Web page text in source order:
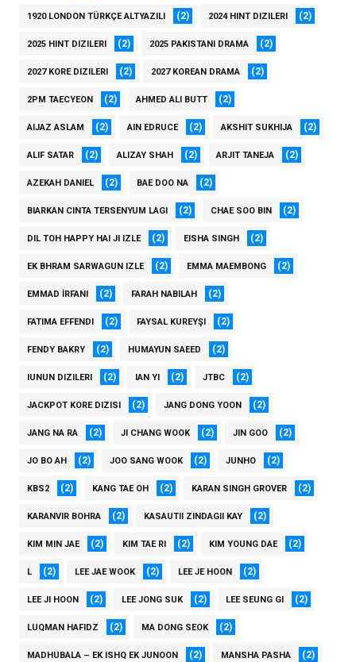
1920 LONDON TÜRKÇE ALTYAZILI (2) 2024 HINT DIZILERI (2)
2025 HINT DIZILERI (2) 2025 PAKISTANI DRAMA (2)
2027 KORE DIZILERI (2) 2027 KOREAN DRAMA (2)
2PM TAECYEON (2) AHMED ALI BUTT (2)
AIJAZ ASLAM (2) AIN EDRUCE (2) AKSHIT SUKHIJA (2)
ALIF SATAR (2) ALIZAY SHAH (2) ARJIT TANEJA (2)
AZEKAH DANIEL (2) BAE DOO NA (2)
BIARKAN CINTA TERSENYUM LAGI (2) CHAE SOO BIN (2)
DIL TOH HAPPY HAI JI IZLE (2) EISHA SINGH (2)
EK BHRAM SARWAGUN IZLE (2) EMMA MAEMBONG (2)
EMMAD İRFANI (2) FARAH NABILAH (2)
FATIMA EFFENDI (2) FAYSAL KUREYŞI (2)
FENDY BAKRY (2) HUMAYUN SAEED (2)
IUNUN DIZILERI (2) IAN YI (2) JTBC (2)
JACKPOT KORE DIZISI (2) JANG DONG YOON (2)
JANG NA RA (2) JI CHANG WOOK (2) JIN GOO (2)
JO BO AH (2) JOO SANG WOOK (2) JUNHO (2)
KBS2 (2) KANG TAE OH (2) KARAN SINGH GROVER (2)
KARANVIR BOHRA (2) KASAUTII ZINDAGII KAY (2)
KIM MIN JAE (2) KIM TAE RI (2) KIM YOUNG DAE (2)
L (2) LEE JAE WOOK (2) LEE JE HOON (2)
LEE JI HOON (2) LEE JONG SUK (2) LEE SEUNG GI (2)
LUQMAN HAFIDZ (2) MA DONG SEOK (2)
MADHUBALA – EK ISHQ EK JUNOON (2) MANSHA PASHA (2)